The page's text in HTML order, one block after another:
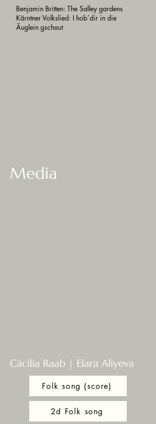
Media
Benjamin Britten: The Salley gardens
Kärntner Volkslied: I hob´dir in die
Äuglein gschaut
Cäcilia Raab | Elara Aliyeva
Folk song (score)
2d Folk song